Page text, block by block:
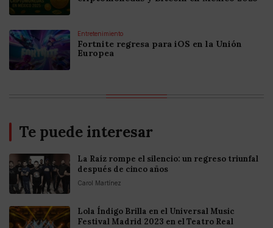
Entretenimiento
Fortnite regresa para iOS en la Unión
Europea
Te puede interesar
La Raíz rompe el silencio: un regreso triunfal
después de cinco años
Carol Martínez
Lola Índigo Brilla en el Universal Music
Festival Madrid 2023 en el Teatro Real